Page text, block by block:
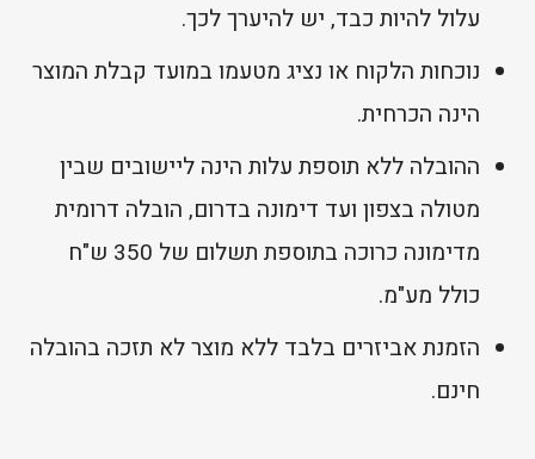
עלול להיות כבד, יש להיערך לכך.
נוכחות הלקוח או נציג מטעמו במועד קבלת המוצר
הינה הכרחית.
ההובלה ללא תוספת עלות הינה ליישובים שבין
מטולה בצפון ועד דימונה בדרום, הובלה דרומית
מדימונה כרוכה בתוספת תשלום של 350 ש"ח
כולל מע"מ.
הזמנת אביזרים בלבד ללא מוצר לא תזכה בהובלה
חינם.